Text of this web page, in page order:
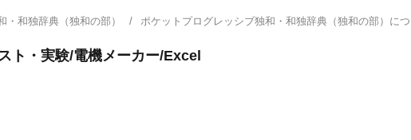
和独辞典（独和の部） ポケットプログレッシブ独和・和独辞典（独和の部）
ト・実験/電機メーカー/Excel